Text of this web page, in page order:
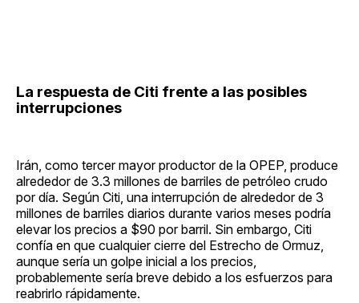
La respuesta de Citi frente a las posibles
interrupciones
Irán, como tercer mayor productor de la OPEP, produce
alrededor de 3.3 millones de barriles de petróleo crudo
por día. Según Citi, una interrupción de alrededor de 3
millones de barriles diarios durante varios meses podría
elevar los precios a $90 por barril. Sin embargo, Citi
confía en que cualquier cierre del Estrecho de Ormuz,
aunque sería un golpe inicial a los precios,
probablemente sería breve debido a los esfuerzos para
reabrirlo rápidamente.